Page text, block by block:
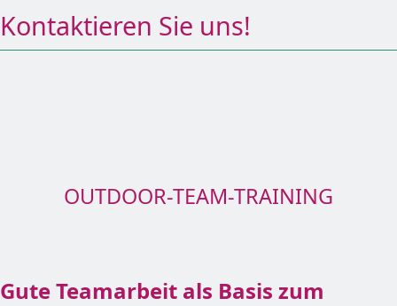
Kontaktieren Sie uns!
OUTDOOR-TEAM-TRAINING
Gute Teamarbeit als Basis zum